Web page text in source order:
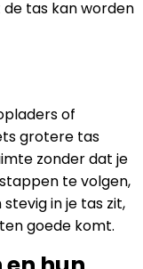
tas kan worden
of
grotere tas
zonder dat je
te volgen,
in je tas zit,
goede komt.